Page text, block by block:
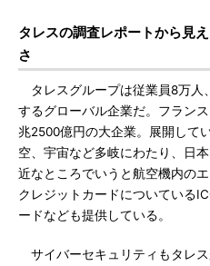
タレスの調査レポートから見
さ
タレスグループは従業員8万人
するグローバル企業だ。フラン
兆2500億円の大企業。展開して
空、宇宙など多岐にわたり、日
近なところでいうと航空機内の
クレジットカードについている
ードなども提供している。
サイバーセキュリティもタレ